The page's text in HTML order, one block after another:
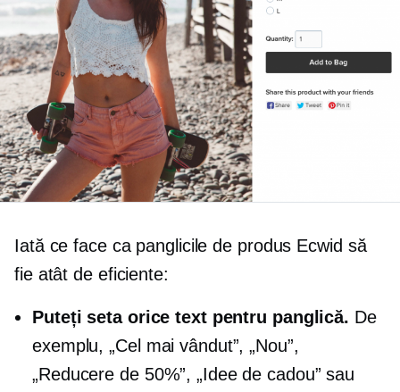
Iată ce face ca panglicile de produs Ecwid să
fie atât de eficiente:
Puteți seta orice text pentru panglică. De
exemplu, „Cel mai vândut”, „Nou”,
„Reducere de 50%”, „Idee de cadou” sau